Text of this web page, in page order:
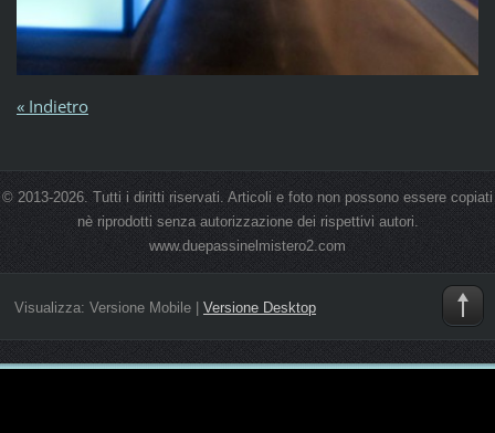
« Indietro
© 2013-2026. Tutti i diritti riservati. Articoli e foto non possono essere copiati
nè riprodotti senza autorizzazione dei rispettivi autori.
www.duepassinelmistero2.com
Visualizza: Versione Mobile| Versione Desktop